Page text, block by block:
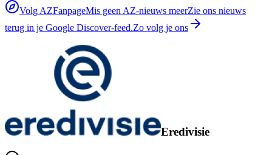
Volg AZFanpageMis geen AZ-nieuws meerZie ons nieuws
terug in je Google Discover-feed.Zo volg je ons
Eredivisie